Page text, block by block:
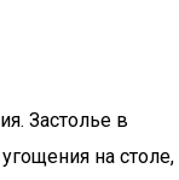
Застолье в
на столе,